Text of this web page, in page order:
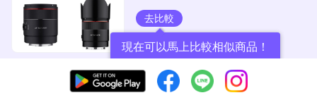
去比較
現在可以馬上比較相似商品！